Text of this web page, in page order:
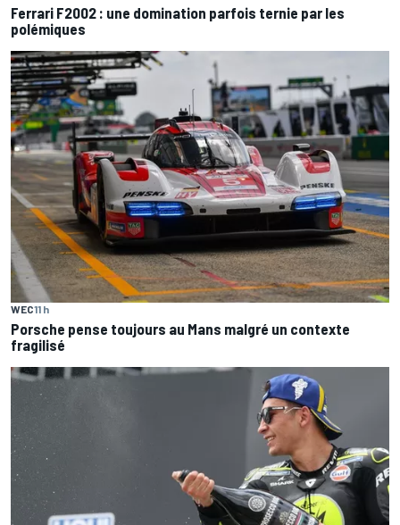
Ferrari F2002 : une domination parfois ternie par les
polémiques
WEC11 h
Porsche pense toujours au Mans malgré un contexte
fragilisé